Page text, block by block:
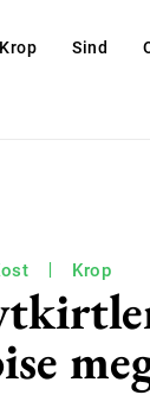
Krop Sind
Krop